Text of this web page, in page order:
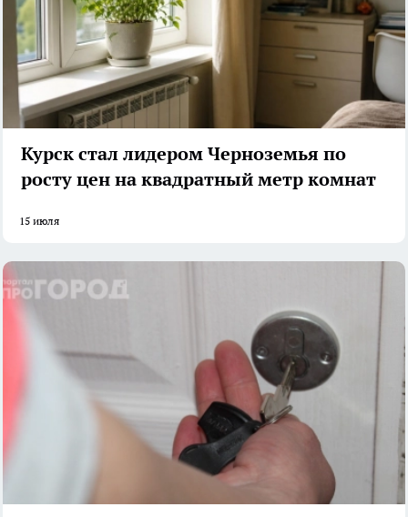
Курск стал лидером Черноземья по
росту цен на квадратный метр комнат
15 июля